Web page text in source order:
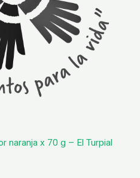
naranja x 70 g – El Turpial